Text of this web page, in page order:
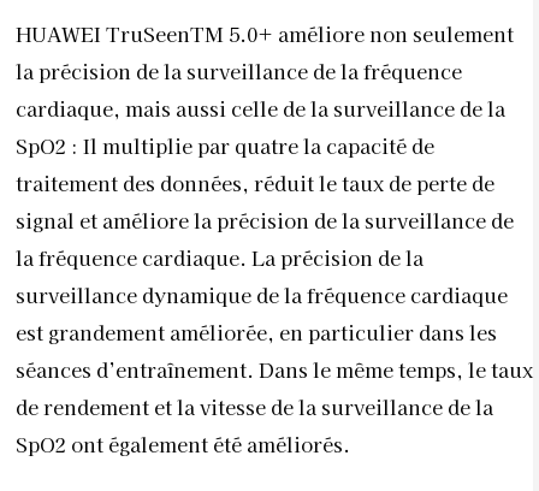
HUAWEI TruSeenTM 5.0+ améliore non seulement
la précision de la surveillance de la fréquence
cardiaque, mais aussi celle de la surveillance de la
SpO2 : Il multiplie par quatre la capacité de
traitement des données, réduit le taux de perte de
signal et améliore la précision de la surveillance de
la fréquence cardiaque. La précision de la
surveillance dynamique de la fréquence cardiaque
est grandement améliorée, en particulier dans les
séances d’entraînement. Dans le même temps, le taux
de rendement et la vitesse de la surveillance de la
SpO2 ont également été améliorés.